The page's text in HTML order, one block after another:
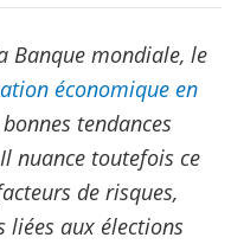
Banque mondiale, le
économique en
tendances
nuance toutefois ce
de risques,
liées aux élections